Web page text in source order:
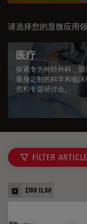
请选择您的显微应用
医疗
探索专为神经外科、
量身定制的科学和临
究和专题研讨会。
FILTER
DM ILM